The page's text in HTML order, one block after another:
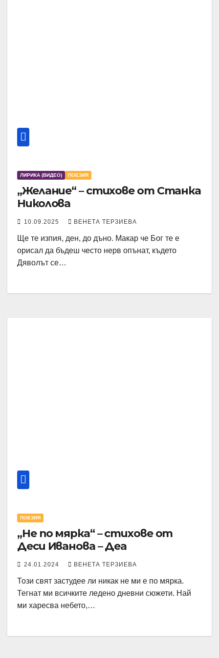
ЛИРИКА (ВИДЕО) ПОЕЗИЯ
„Желание“ – стихове от Станка
Николова
10.09.2025 ВЕНЕТА ТЕРЗИЕВА
Ще те изпия, ден, до дъно. Макар че Бог те е
орисал да бъдеш често нерв опънат, където
Дяволът се…
ПОЕЗИЯ
„Не по мярка“ – стихове от
Деси Иванова – Деа
24.01.2024 ВЕНЕТА ТЕРЗИЕВА
Този свят застудее ли никак не ми е по мярка.
Тегнат ми всичките ледено дневни сюжети. Най
ми харесва небето,…